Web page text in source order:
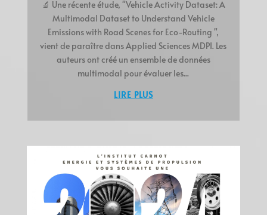
🔬 Une récente étude, "Vehicle Activity Dataset: A
Multimodal Dataset to Understand Vehicle
Emissions with Road Scenes for Eco-Routing ",
vient de paraître dans Applied Sciences MDPI. Les
auteurs ont créé un ensemble de données
multimodal pour évaluer les...
LIRE PLUS